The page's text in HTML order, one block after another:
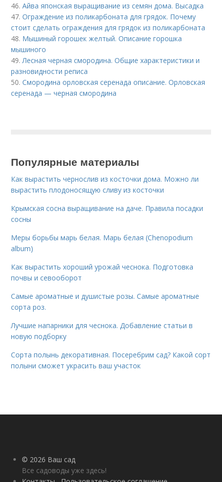
46.Айва японская выращивание из семян дома. Высадка
47.Ограждение из поликарбоната для грядок. Почему
стоит сделать ограждения для грядок из поликарбоната
48. Мышиный горошек желтый. Описание горошка
мышиного
49.Лесная черная смородина. Общие характеристики и
разновидности реписа
50.Смородина орловская серенада описание. Орловская
серенада — черная смородина
Популярные материалы
Как вырастить чернослив из косточки дома. Можно ли
вырастить плодоносящую сливу из косточки
Крымская сосна выращивание на даче. Правила посадки
сосны
Меры борьбы марь белая. Марь белая (Chenopodium
album)
Как вырастить хороший урожай чеснока. Подготовка
почвы и севооборот
Самые ароматные и душистые розы. Самые ароматные
сорта роз.
Лучшие напарники для чеснока. Добавление статьи в
новую подборку
Сорта полынь декоративная. Посеребрим сад? Какой сорт
полыни сможет украсить ваш участок
© 2026 Ваш сад
Все садоводы уже здесь!